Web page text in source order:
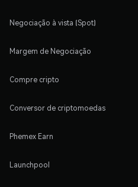
Negociação à vista (Spot)
Margem de Negociação
Compre cripto
Conversor de criptomoedas
Phemex Earn
Launchpool